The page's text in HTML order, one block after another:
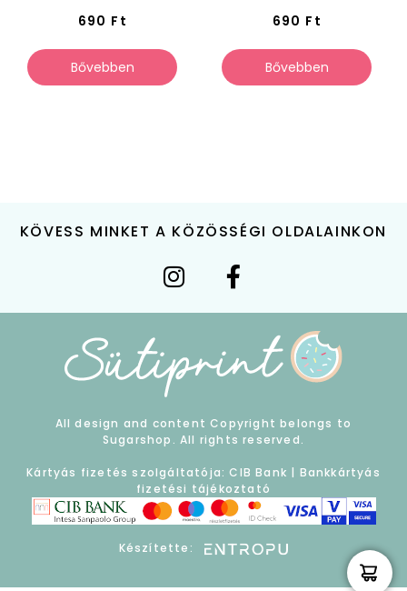
690 Ft
Bővebben
690 Ft
Bővebben
KÖVESS MINKET A KÖZÖSSÉGI OLDALAINKON
All design and content Copyright belongs to
Sugarshop. All rights reserved.
Kártyás fizetés szolgáltatója: CIB Bank | Bankkártyás
fizetési tájékoztató
Készítette: